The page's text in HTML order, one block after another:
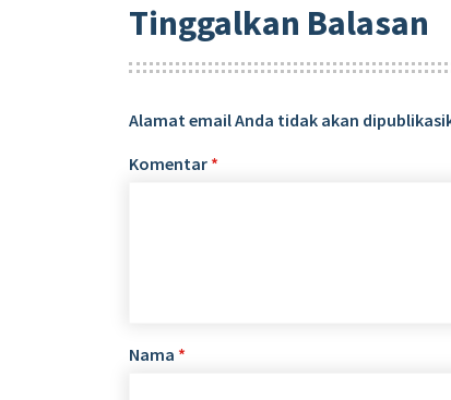
Tinggalkan Balasan
Alamat email Anda tidak akan
Komentar *
Nama *